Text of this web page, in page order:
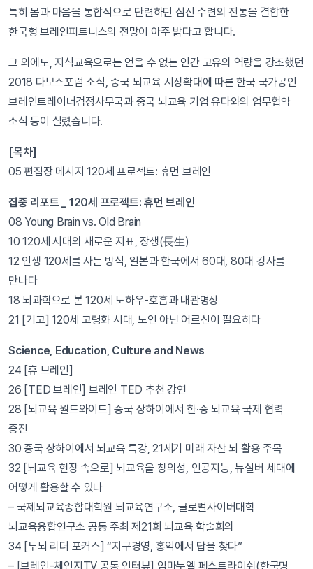
특히 몸과 마음을 통합적으로 단련하던 심신 수련의 전통을 결합한
한국형 브레인피트니스의 전망이 아주 밝다고 합니다.
그 외에도, 지식교육으로는 얻을 수 없는 인간 고유의 역량을 강조했던
2018 다보스포럼 소식, 중국 뇌교육 시장확대에 따른 한국 국가공인
브레인트레이너검정사무국과 중국 뇌교육 기업 유다와의 업무협약
소식 등이 실렸습니다.
[목차]
05 편집장 메시지 120세 프로젝트: 휴먼 브레인
집중 리포트 _ 120세 프로젝트: 휴먼 브레인
08 Young Brain vs. Old Brain
10 120세 시대의 새로운 지표, 장생(長生)
12 인생 120세를 사는 방식, 일본과 한국에서 60대, 80대 강사를
만나다
18 뇌과학으로 본 120세 노하우-호흡과 내관명상
21 [기고] 120세 고령화 시대, 노인 아닌 어르신이 필요하다
Science, Education, Culture and News
24 [휴 브레인]
26 [TED 브레인] 브레인 TED 추천 강연
28 [뇌교육 월드와이드] 중국 상하이에서 한·중 뇌교육 국제 협력
증진
30 중국 상하이에서 뇌교육 특강, 21세기 미래 자산 뇌 활용 주목
32 [뇌교육 현장 속으로] 뇌교육을 창의성, 인공지능, 뉴실버 세대에
어떻게 활용할 수 있나
– 국제뇌교육종합대학원 뇌교육연구소, 글로벌사이버대학
뇌교육융합연구소 공동 주최 제21회 뇌교육 학술회의
34 [두뇌 리더 포커스] “지구경영, 홍익에서 답을 찾다”
– [브레인-체인지TV 공동 인터뷰] 임마누엘 페스트라이쉬(한국명